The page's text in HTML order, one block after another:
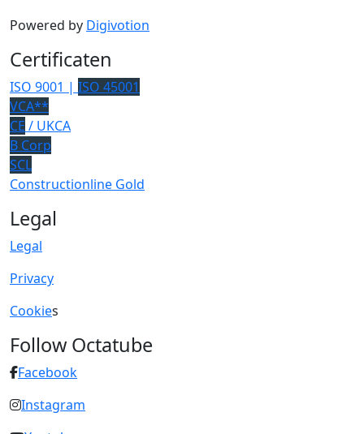
Powered by Digivotion
Certificaten
ISO 9001 | ISO 45001
VCA**
CE / UKCA
B Corp
SCL
Constructionline Gold
Legal
Legal
Privacy
Cookies
Follow Octatube
Facebook
Instagram